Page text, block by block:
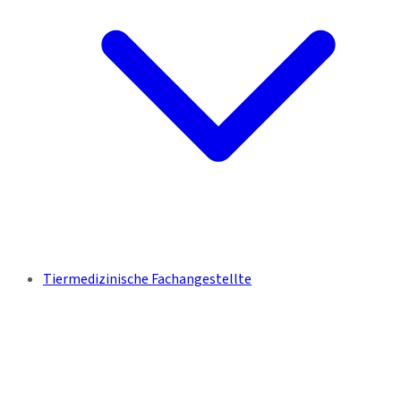
Tiermedizinische Fachangestellte